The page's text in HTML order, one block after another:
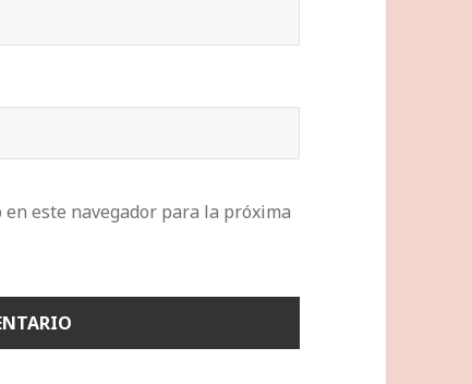
este navegador para la próxima